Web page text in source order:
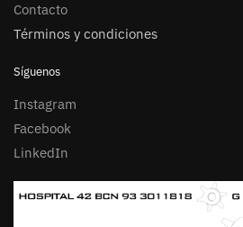
Contacto
Términos y condiciones
Síguenos
Instagram
Facebook
LinkedIn